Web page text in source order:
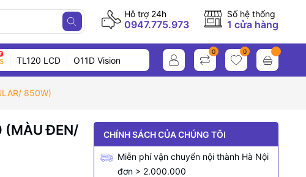
Hỗ trợ 24h
0947.775.973
Số hệ thống
1 cửa hàng
TL120 LCD O11D Vision
0 0
850W)
(MÀU ĐEN/
CHÍNH SÁCH CỦA CHÚNG TÔI
Miễn phí vận chuyển nội thành Hà Nội
đơn > 2.000.000